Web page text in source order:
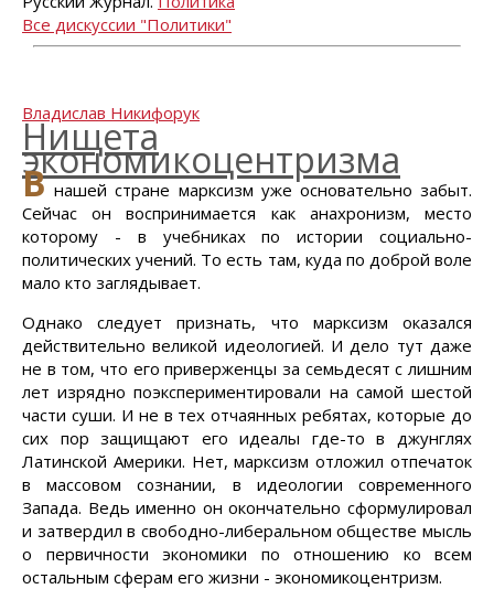
Все дискуссии "Политики"
Владислав Никифорук
Нищета
экономикоцентризма
В нашей стране марксизм уже основательно забыт.
Сейчас он воспринимается как анахронизм, место
которому - в учебниках по истории социально-
политических учений. То есть там, куда по доброй воле
мало кто заглядывает.
Однако следует признать, что марксизм оказался
действительно великой идеологией. И дело тут даже
не в том, что его приверженцы за семьдесят с лишним
лет изрядно поэкспериментировали на самой шестой
части суши. И не в тех отчаянных ребятах, которые до
сих пор защищают его идеалы где-то в джунглях
Латинской Америки. Нет, марксизм отложил отпечаток
в массовом сознании, в идеологии современного
Запада. Ведь именно он окончательно сформулировал
и затвердил в свободно-либеральном обществе мысль
о первичности экономики по отношению ко всем
остальным сферам его жизни - экономикоцентризм.